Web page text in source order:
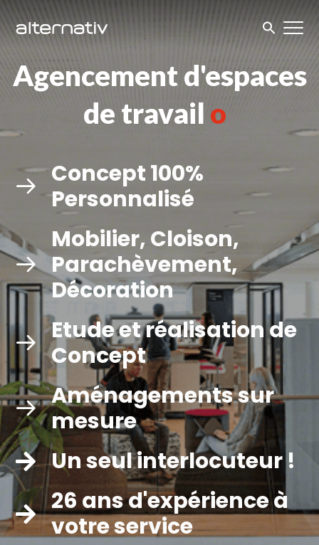
Skip
to
content
Agencement d'espaces
de travailopérationn
Concept 100%
Personnalisé
Mobilier, Cloison,
Parachèvement,
Décoration
Etude et réalisation de
Concept
Aménagements sur
mesure
Un seul interlocuteur !
26 ans d'expérience à
votre service